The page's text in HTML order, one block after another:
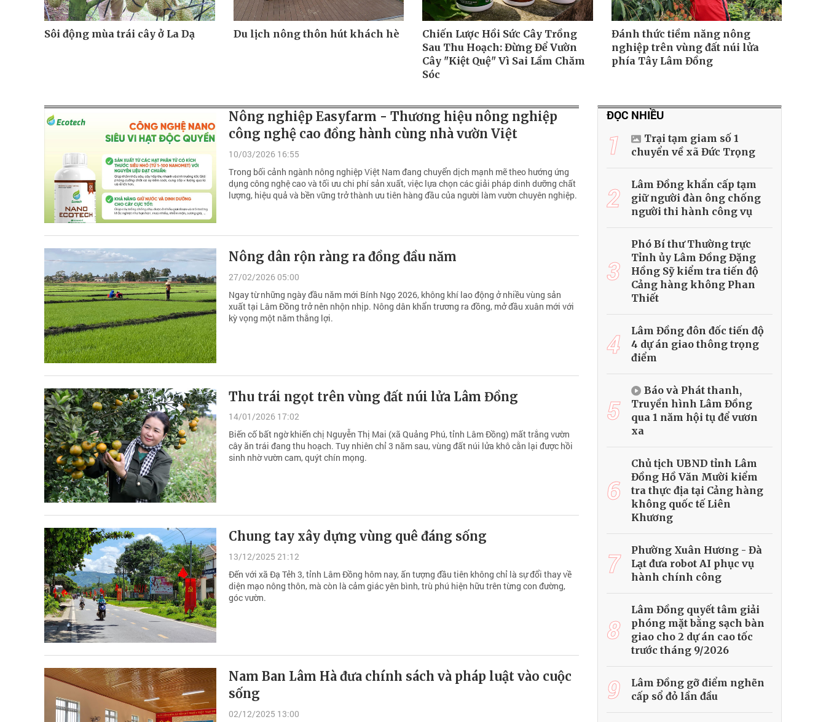
Sôi động mùa trái cây ở La Dạ Du lịch nông thôn hút khách hè
Chiến Lược Hồi Sức Cây Trồng
Sau Thu Hoạch: Đừng Để Vườn
Cây "Kiệt Quệ" Vì Sai Lầm Chăm
Sóc
Đánh thức tiềm năng nông
nghiệp trên vùng đất núi lửa
phía Tây Lâm Đồng
Nông nghiệp Easyfarm - Thương hiệu nông nghiệp
công nghệ cao đồng hành cùng nhà vườn Việt
10/03/2026 16:55
Trong bối cảnh ngành nông nghiệp Việt Nam đang chuyển dịch mạnh mẽ theo hướng ứng
dụng công nghệ cao và tối ưu chi phí sản xuất, việc lựa chọn các giải pháp dinh dưỡng chất
lượng, hiệu quả và bền vững trở thành ưu tiên hàng đầu của người làm vườn chuyên nghiệp.
Nông dân rộn ràng ra đồng đầu năm
27/02/2026 05:00
Ngay từ những ngày đầu năm mới Bính Ngọ 2026, không khí lao động ở nhiều vùng sản
xuất tại Lâm Đồng trở nên nhộn nhịp. Nông dân khẩn trương ra đồng, mở đầu xuân mới với
kỳ vọng một năm thắng lợi.
Thu trái ngọt trên vùng đất núi lửa Lâm Đồng
14/01/2026 17:02
Biến cố bất ngờ khiến chị Nguyễn Thị Mai (xã Quảng Phú, tỉnh Lâm Đồng) mất trắng vườn
cây ăn trái đang thu hoạch. Tuy nhiên chỉ 3 năm sau, vùng đất núi lửa khô cằn lại được hồi
sinh nhờ vườn cam, quýt chín mọng.
Chung tay xây dựng vùng quê đáng sống
13/12/2025 21:12
Đến với xã Đạ Tẻh 3, tỉnh Lâm Đồng hôm nay, ấn tượng đầu tiên không chỉ là sự đổi thay về
diện mạo nông thôn, mà còn là cảm giác yên bình, trù phú hiện hữu trên từng con đường,
góc vườn.
Nam Ban Lâm Hà đưa chính sách và pháp luật vào cuộc
sống
02/12/2025 13:00
ĐỌC NHIỀU
1
Trại tạm giam số 1
chuyển về xã Đức Trọng
2
Lâm Đồng khẩn cấp tạm
giữ người đàn ông chống
người thi hành công vụ
3
Phó Bí thư Thường trực
Tỉnh ủy Lâm Đồng Đặng
Hồng Sỹ kiểm tra tiến độ
Cảng hàng không Phan
Thiết
4
Lâm Đồng đôn đốc tiến độ
4 dự án giao thông trọng
điểm
5
Báo và Phát thanh,
Truyền hình Lâm Đồng
qua 1 năm hội tụ để vươn
xa
6
Chủ tịch UBND tỉnh Lâm
Đồng Hồ Văn Mười kiểm
tra thực địa tại Cảng hàng
không quốc tế Liên
Khương
7
Phường Xuân Hương - Đà
Lạt đưa robot AI phục vụ
hành chính công
8
Lâm Đồng quyết tâm giải
phóng mặt bằng sạch bàn
giao cho 2 dự án cao tốc
trước tháng 9/2026
9
Lâm Đồng gỡ điểm nghẽn
cấp sổ đỏ lần đầu